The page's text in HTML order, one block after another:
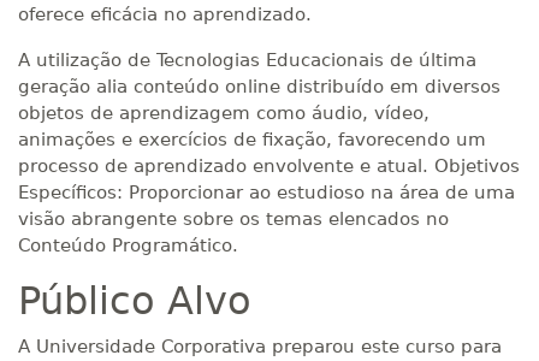
oferece eficácia no aprendizado.
A utilização de Tecnologias Educacionais de última
geração alia conteúdo online distribuído em diversos
objetos de aprendizagem como áudio, vídeo,
animações e exercícios de fixação, favorecendo um
processo de aprendizado envolvente e atual. Objetivos
Específicos: Proporcionar ao estudioso na área de uma
visão abrangente sobre os temas elencados no
Conteúdo Programático.
Público Alvo
A Universidade Corporativa preparou este curso para